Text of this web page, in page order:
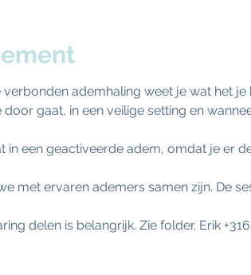
ademhaling weet je wat het je
gaat, in een veilige setting en
in een geactiveerde adem, omdat je er
met ervaren ademers samen zijn. De
delen is belangrijk. Zie folder. Erik